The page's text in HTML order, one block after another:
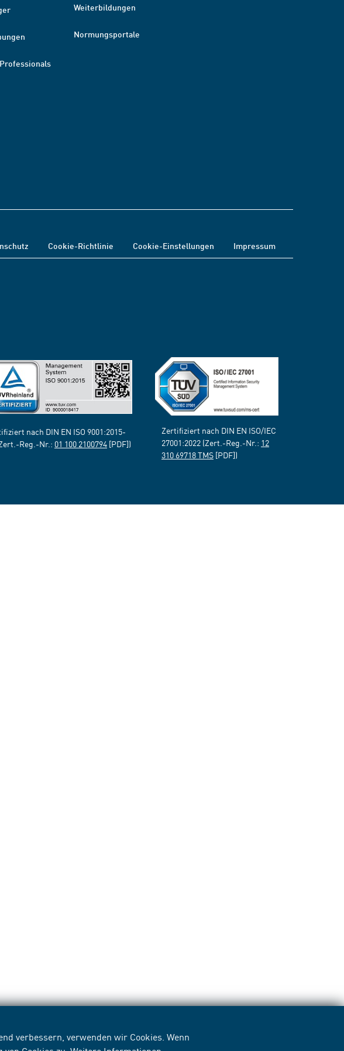
verbessern, verwenden wir Cookies. Wenn
Weiterbildungen
Normungsportale
Cookie-Richtlinie Cookie-Einstellungen Impressum
nach DIN EN ISO 9001:2015-
Reg.-Nr.: 01 100 2100794 [PDF])
Zertifiziert nach DIN EN ISO/IEC
27001:2022 (Zert.-Reg.-Nr.: 12
310 69718 TMS [PDF])